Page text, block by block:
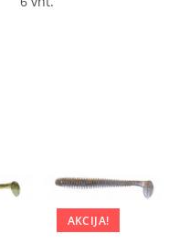
AKCIJA!